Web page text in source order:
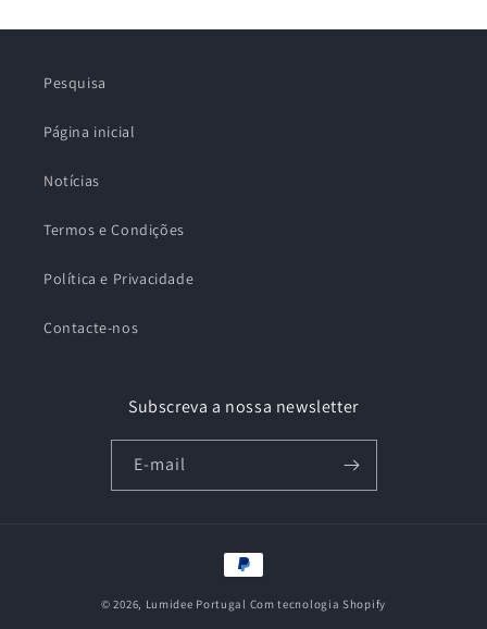
Pesquisa
Página inicial
Notícias
Termos e Condições
Política e Privacidade
Contacte-nos
Subscreva a nossa newsletter
E-mail
Métodos
de
pagamento
© 2026, Lumidee Portugal Com tecnologia Shopify